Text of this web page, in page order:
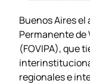
Buenos Aires
Permanente de
(FOVIPA), que
regionales e